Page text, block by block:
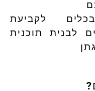
לקביעת
לבנית תוכנית